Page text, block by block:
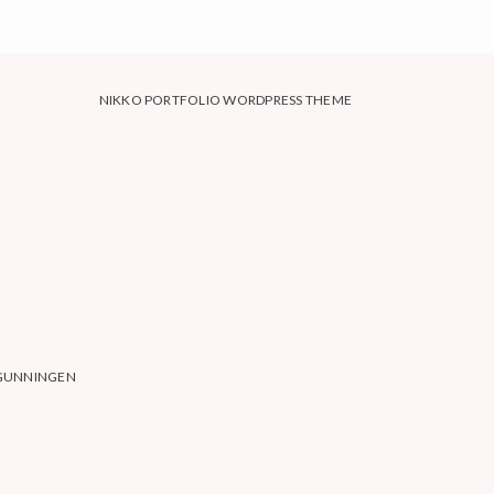
NIKKO PORTFOLIO WORDPRESS THEME